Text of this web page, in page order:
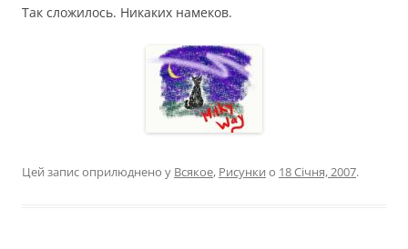
Так сложилось. Никаких намеков.
Цей запис оприлюднено у Всякое, Рисунки о 18 Січня, 2007.